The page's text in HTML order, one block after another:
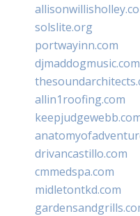
solslite.org
portwayinn.com
djmaddogmusic.com
allin1roofing.com
drivancastillo.com
cmmedspa.com
midletontkd.com